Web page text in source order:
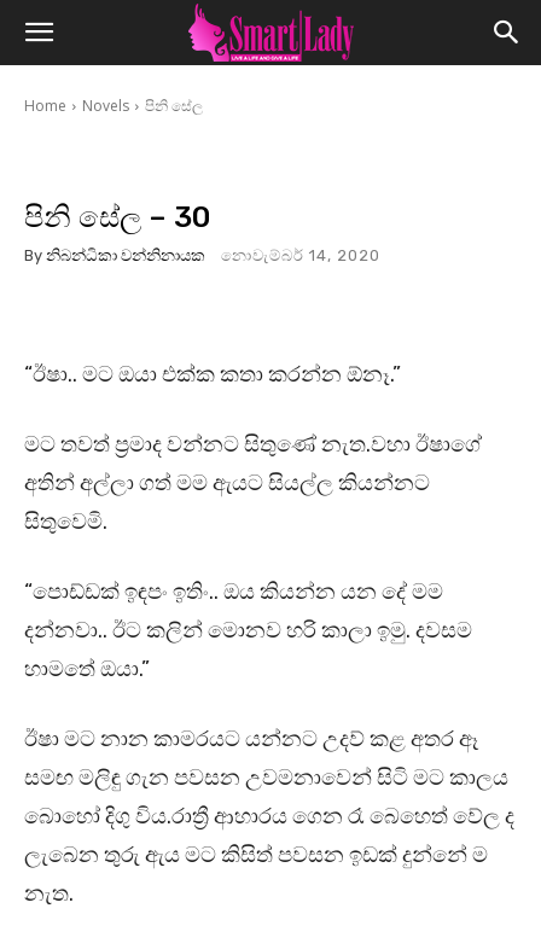
Home Novels පිනි සේල
පිනි සේල – 30
By නිබන්ධිකා වන්නිනායක නොවැම්බර් 14, 2020
“ඊෂා.. මට ඔයා එක්ක කතා කරන්න ඕනෑ.”
මට තවත් ප්‍රමාද වන්නට සිතුණේ නැත.වහා ඊෂාගේ
අතින් අල්ලා ගත් මම ඇයට සියල්ල කියන්නට
සිතුවෙමි.
“පොඩ්ඩක් ඉඳපං ඉතිං.. ඔය කියන්න යන දේ මම
දන්නවා.. ඊට කලින් මොනව හරි කාලා ඉමු. දවසම
හාමතේ ඔයා.”
ඊෂා මට නාන කාමරයට යන්නට උදව් කළ අතර ඈ
සමඟ මලිඳු ගැන පවසන උවමනාවෙන් සිටි මට කාලය
බොහෝ දිගු විය.රාත්‍රී ආහාරය ගෙන රෑ බෙහෙත් වේල ද
ලැබෙන තුරු ඇය මට කිසිත් පවසන ඉඩක් දුන්නේ ම
නැත.